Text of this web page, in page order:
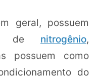
geral, possuem
de nitrogênio,
possuem como
do